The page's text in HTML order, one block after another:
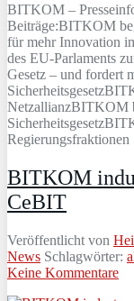
BITKOM –
Beiträge:BITKOM
für mehr Innovation
des EU-Parlaments
Gesetz – und fordert
NetzallianzBITKOM
Regierungsfraktionen
BITKOM
CeBIT
Veröffentlicht von
News Schlagwörter:
Keine Kommentare